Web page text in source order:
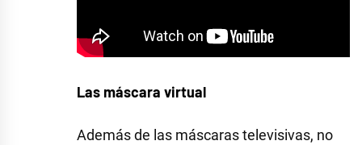
Las máscara virtual
Además de las máscaras televisivas, no